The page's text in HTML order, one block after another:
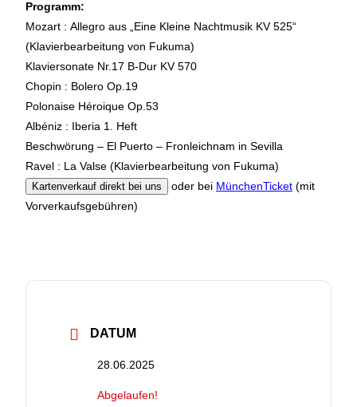
Programm:
Mozart : Allegro aus „Eine Kleine Nachtmusik KV 525“
(Klavierbearbeitung von Fukuma)
Klaviersonate Nr.17 B-Dur KV 570
Chopin : Bolero Op.19
Polonaise Héroique Op.53
Albéniz : Iberia 1. Heft
Beschwörung – El Puerto – Fronleichnam in Sevilla
Ravel : La Valse (Klavierbearbeitung von Fukuma)
Kartenverkauf direkt bei uns oder bei MünchenTicket (mit
Vorverkaufsgebühren)
DATUM
28.06.2025
Abgelaufen!